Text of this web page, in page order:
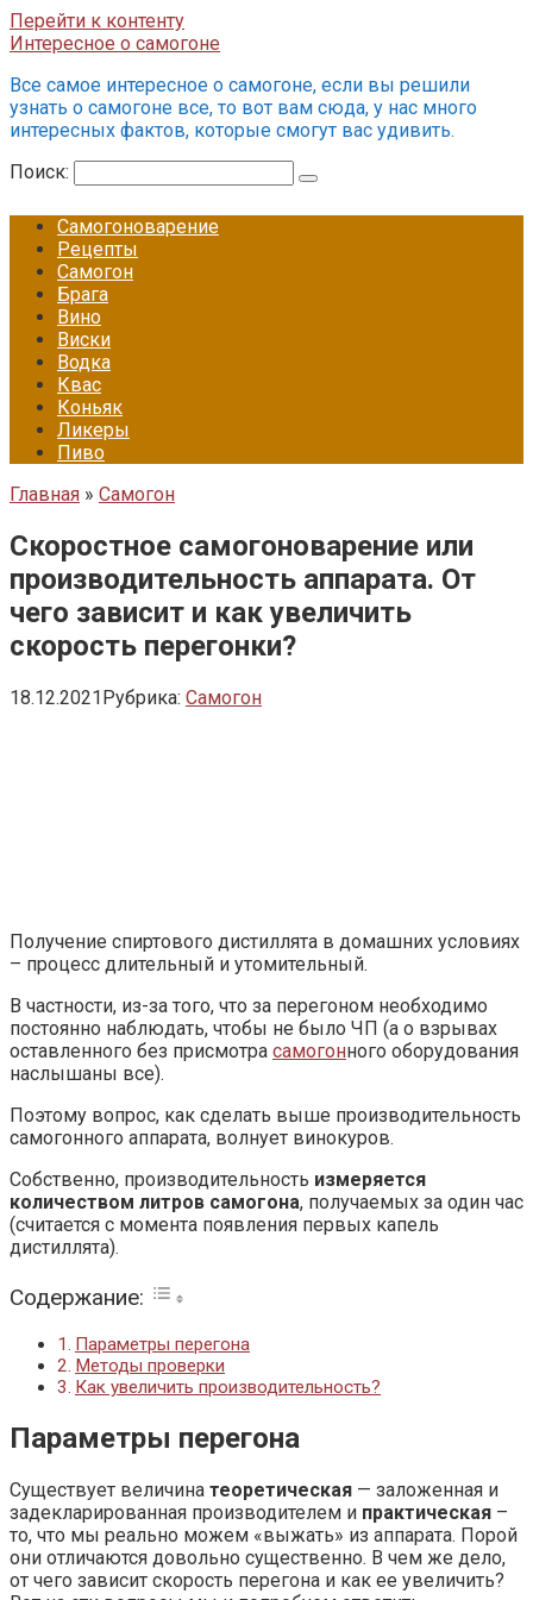
Перейти к контенту
Интересное о самогоне
Все самое интересное о самогоне, если вы решили
узнать о самогоне все, то вот вам сюда, у нас много
интересных фактов, которые смогут вас удивить.
Поиск:
Самогоноварение
Рецепты
Самогон
Брага
Вино
Виски
Водка
Квас
Коньяк
Ликеры
Пиво
Главная » Самогон
Скоростное самогоноварение или
производительность аппарата. От
чего зависит и как увеличить
скорость перегонки?
18.12.2021Рубрика: Самогон
Получение спиртового дистиллята в домашних условиях
– процесс длительный и утомительный.
В частности, из-за того, что за перегоном необходимо
постоянно наблюдать, чтобы не было ЧП (а о взрывах
оставленного без присмотра самогонного оборудования
наслышаны все).
Поэтому вопрос, как сделать выше производительность
самогонного аппарата, волнует винокуров.
Собственно, производительность измеряется
количеством литров самогона, получаемых за один час
(считается с момента появления первых капель
дистиллята).
Содержание:
Параметры перегона
Методы проверки
Как увеличить производительность?
Параметры перегона
Существует величина теоретическая — заложенная и
задекларированная производителем и практическая –
то, что мы реально можем «выжать» из аппарата. Порой
они отличаются довольно существенно. В чем же дело,
от чего зависит скорость перегона и как ее увеличить?